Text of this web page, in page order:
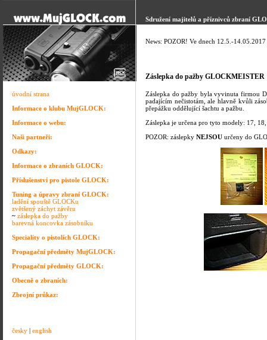
Sdružení majitelů a příznivců zbraní
News: POZOR! Ve dnech 12.5.-
Záslepka do pažby GLOCKMEISTER
úvodní strana
Informace o klubu MujGLOCK:
Informace o webu:
Naši partneři:
Odkazy:
Informace o zbraních GLOCK:
Příslušenství pro pistole GLOCK:
Tuning a úpravy zbraní GLOCK:
ladění spouště GLOCKu
zvětšený záchyt závěru
~ záslepka do pažby
barevná koncovka zásobníku
Speciality o pistolích GLOCK:
Propagační předměty MujGLOCK:
Propagační předměty GLOCK:
Obecně o zbraních:
Zbrojní průkaz:
česky | english
Záslepka do pažby byla vyvinuta firmou
padajícím nečistotám, ale hlavně kvůli
přepážku oddělující šachtu a pažbu.
Záslepka je určena pro tyto modely: 17,
POZOR: záslepky NEJSOU určeny do